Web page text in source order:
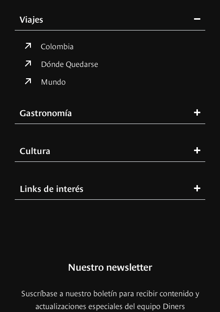
Viajes
Colombia
Dónde Quedarse
Mundo
Gastronomía
Cultura
Links de interés
Nuestro newsletter
Suscríbase a nuestro boletín para recibir contenido y
actualizaciones especiales del equipo Diners